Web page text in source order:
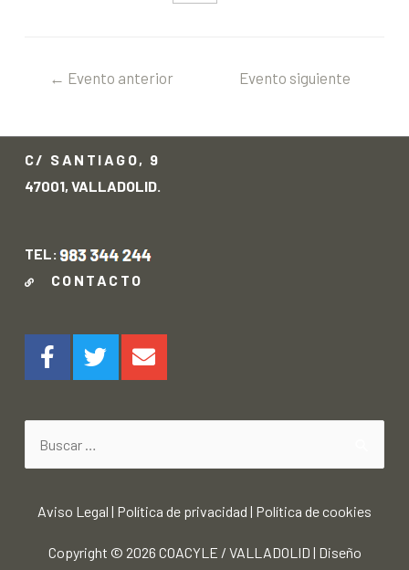
← Evento anterior
Evento siguiente
C/ SANTIAGO, 9
47001, VALLADOLID.
TEL:
CONTACTO
Aviso Legal | Política de privacidad | Política de cookies
Copyright © 2026 COACYLE / VALLADOLID | Diseño